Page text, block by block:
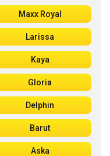
Maxx Royal
Larissa
Kaya
Gloria
Delphin
Barut
Aska